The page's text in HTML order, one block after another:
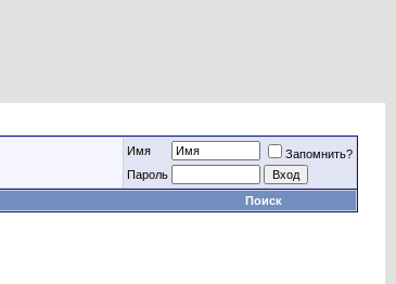
Имя
Запомнить?
Пароль
Поиск